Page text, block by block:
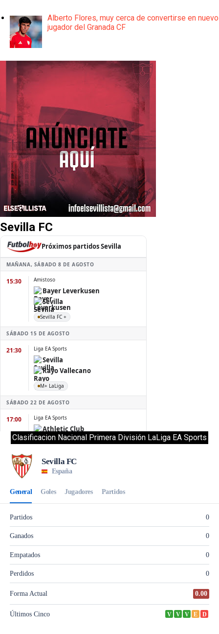
Alberto Flores, muy cerca de convertirse en nuevo
jugador del Granada CF
Sevilla FC
Clasificacion Nacional Primera División LaLiga EA Sports